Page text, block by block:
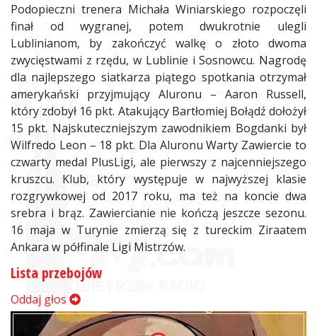
Podopieczni trenera Michała Winiarskiego rozpoczęli
finał od wygranej, potem dwukrotnie ulegli
Lublinianom, by zakończyć walkę o złoto dwoma
zwycięstwami z rzędu, w Lublinie i Sosnowcu. Nagrodę
dla najlepszego siatkarza piątego spotkania otrzymał
amerykański przyjmujący Aluronu – Aaron Russell,
który zdobył 16 pkt. Atakujący Bartłomiej Bołądź dołożył
15 pkt. Najskuteczniejszym zawodnikiem Bogdanki był
Wilfredo Leon – 18 pkt. Dla Aluronu Warty Zawiercie to
czwarty medal PlusLigi, ale pierwszy z najcenniejszego
kruszcu. Klub, który występuje w najwyższej klasie
rozgrywkowej od 2017 roku, ma też na koncie dwa
srebra i brąz. Zawiercianie nie kończą jeszcze sezonu.
16 maja w Turynie zmierzą się z tureckim Ziraatem
Ankara w półfinale Ligi Mistrzów.
Lista przebojów
Oddaj głos